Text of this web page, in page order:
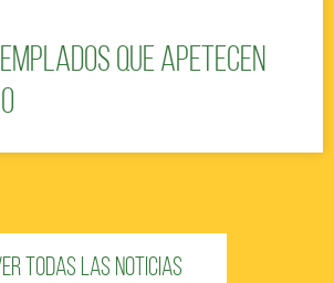
que apetecen
TODAS las noticias